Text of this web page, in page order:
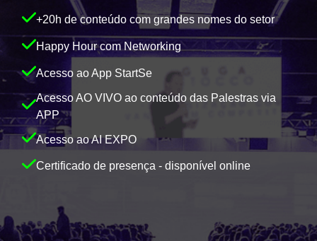
+20h de conteúdo com grandes nomes do setor
Happy Hour com Networking
Acesso ao App StartSe
Acesso AO VIVO ao conteúdo das Palestras via
APP
Acesso ao AI EXPO
Certificado de presença - disponível online